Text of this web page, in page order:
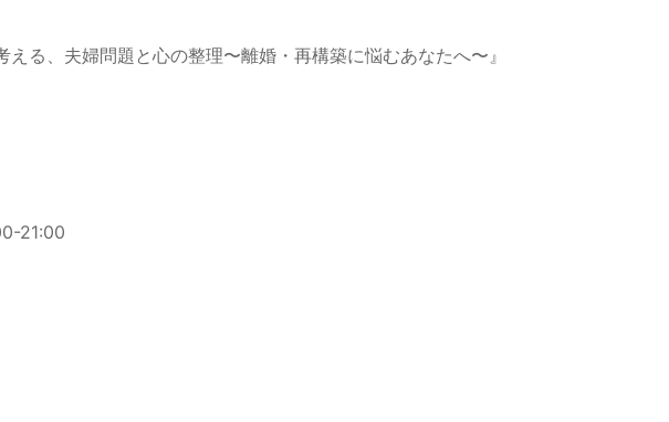
える、夫婦問題と心の整理〜離婚・再構築に悩むあなたへ〜』
21:00